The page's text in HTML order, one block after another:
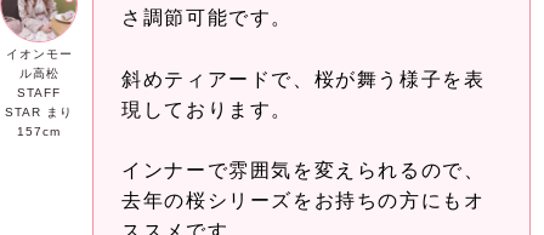
イオンモー
ル高松
STAFF
STAR まり
157cm
さ調節可能です。
斜めティアードで、桜が舞う様子を表
現しております。
インナーで雰囲気を変えられるので、
去年の桜シリーズをお持ちの方にもオ